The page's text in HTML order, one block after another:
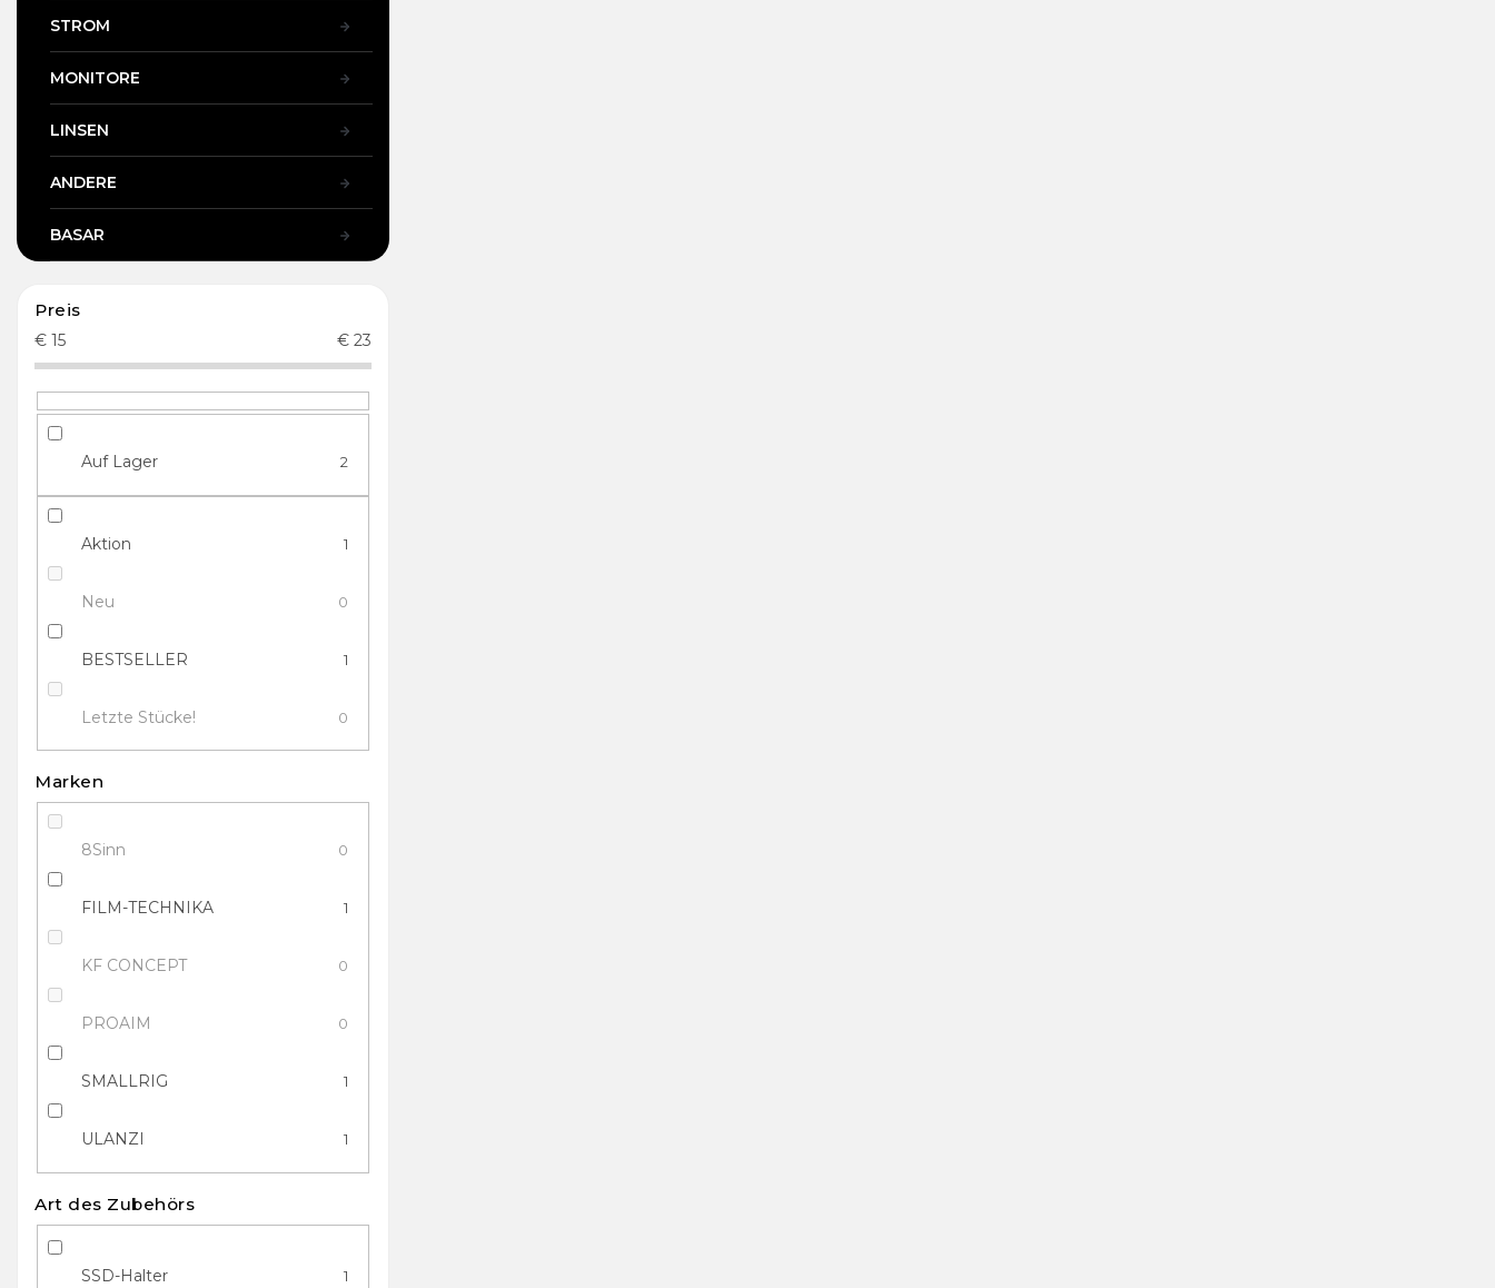
Preis
€ 15 € 23
Auf Lager 2
Aktion 1
Neu 0
BESTSELLER 1
Letzte Stücke! 0
Marken
8Sinn 0
FILM-TECHNIKA 1
KF CONCEPT 0
PROAIM 0
SMALLRIG 1
ULANZI 1
Art des Zubehörs
SSD-Halter 1
STROM
MONITORE
LINSEN
ANDERE
BASAR